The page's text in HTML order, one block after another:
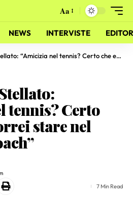
Aa
NEWS INTERVISTE
nel tennis? Certo che esiste! Vorrei stare nel tour come coach”
tennis? Certo
stare nel
7 Min Read